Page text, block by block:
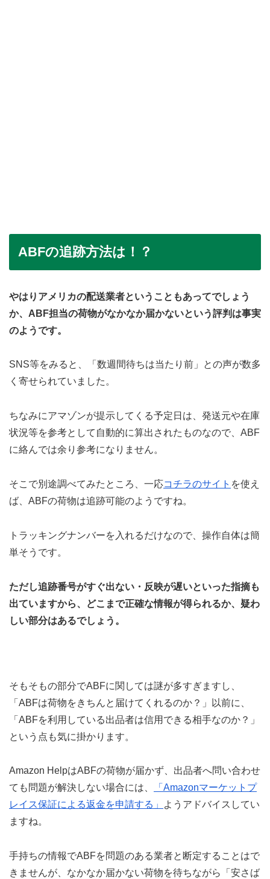
ABFの追跡方法は！？
やはりアメリカの配送業者ということもあってでしょう
か、ABF担当の荷物がなかなか届かないという評判は事実
のようです。
SNS等をみると、「数週間待ちは当たり前」との声が数多
く寄せられていました。
ちなみにアマゾンが提示してくる予定日は、発送元や在庫
状況等を参考として自動的に算出されたものなので、ABF
に絡んでは余り参考になりません。
そこで別途調べてみたところ、一応コチラのサイト を使え
ば、ABFの荷物は追跡可能のようですね。
トラッキングナンバーを入れるだけなので、操作自体は簡
単そうです。
ただし追跡番号がすぐ出ない・反映が遅いといった指摘も
出ていますから、どこまで正確な情報が得られるか、疑わ
しい部分はあるでしょう。
そもそもの部分でABFに関しては謎が多すぎますし、
「ABFは荷物をきちんと届けてくれるのか？」以前に、
「ABFを利用している出品者は信用できる相手なのか？」
という点も気に掛かります。
Amazon HelpはABFの荷物が届かず、出品者へ問い合わせ
ても問題が解決しない場合には、
「Amazonマーケットプ
レイス保証による返金を申請する」
ようアドバイスしてい
ますね。
手持ちの情報でABFを問題のある業者と断定することはで
きませんが、なかなか届かない荷物を待ちながら「安さば